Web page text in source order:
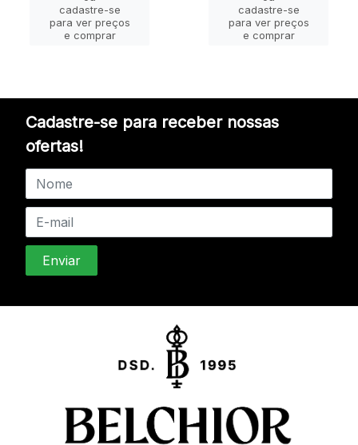
cadastre-se
para ver preços
e comprar
cadastre-se
para ver preços
e comprar
Cadastre-se para receber nossas
ofertas!